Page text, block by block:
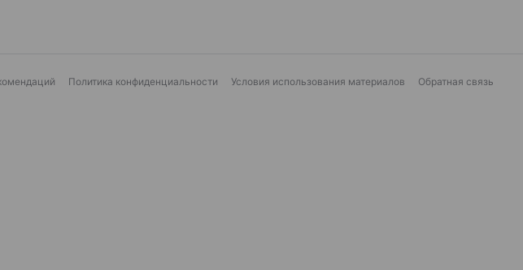
Политика конфиденциальности Условия использования материалов Обратная связь